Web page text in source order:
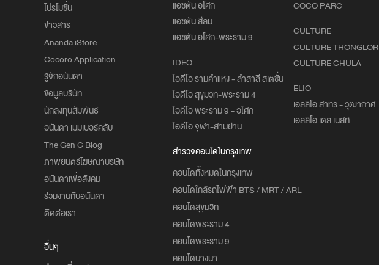
โปรโมชั่น
ข่าวสาร
Ananda iStore
Cocoro Application
รู้จักอนันดา
ข้อมูลบริษัท
นักลงทุนสัมพันธ์
อนันดา เมมเบอร์คลับ
The Gen C Blog
ภาพยนตร์โฆษณาบริษัท
อนันดาเพื่อสังคม
ร่วมงานกับอนันดา
ติดต่อเรา
อื่นๆ
แอชตัน อโศก
แอชตัน สีลม
แอชตัน อโศก-พระราม 9
COCO PARC
CULTURE
CULTURE THONGLOR
CULTURE CHULA
IDEO
ไอดีโอ รามคำแหง - ลำสาลี สเตชั่น
ไอดีโอ สุขุมวิท-พระราม 4
ไอดีโอ พระราม 9 - อโศก
ไอดีโอ จุฬา-สามย่าน
ELIO
เอลลิโอ สาทร - วุฒากาศ
เอลลิโอ เดล เนสท์
สำรวจคอนโดในกรุงเทพ
คอนโดทั้งหมดในกรุงเทพ
คอนโดใกล้รถไฟฟ้า BTS / MRT / ARL
คอนโดสุขุมวิท
คอนโดพระราม 4
คอนโดพระราม 9
คอนโดบางนา